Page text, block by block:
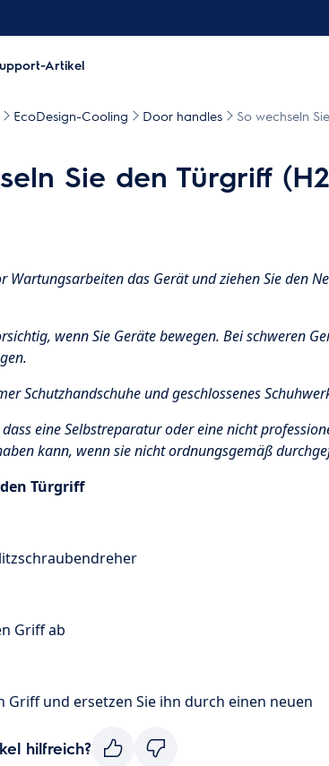
Artikel
EcoDesign-Cooling Door handles So wechseln
Sie den Türgriff
Wartungsarbeiten das Gerät und ziehen Sie den
wenn Sie Geräte bewegen. Bei schweren
Schutzhandschuhe und geschlossenes
eine Selbstreparatur oder eine nicht
kann, wenn sie nicht ordnungsgemäß
Türgriff
Griff ab
Griff und ersetzen Sie ihn durch einen neuen
hilfreich?